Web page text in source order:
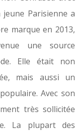
Parisienne a
marque en 2013,
une source
Elle était non
mais aussi un
Avec son
très sollicitée
La plupart des